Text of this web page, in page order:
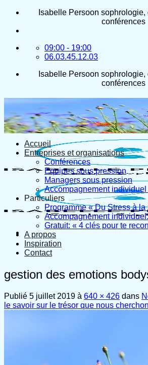
Passer
contenu
Isabelle Persoon
conférences
09:00 - 19:00
06.03.45.12.03
Isabelle Persoon
conférences
Accueil
Entreprises et organisations
Conférences
Equipes sous pression
Managers sous pression
Accompagnement
Particuliers
Programme « Du Stress à
Accompagnement
Gratuit: « 4 clés pour te
A propos
Inspiration
Contact
gestion des emotions
Publié 5 juillet 2019 à 640 × 426 dans
le savoir sur le trésor que nous